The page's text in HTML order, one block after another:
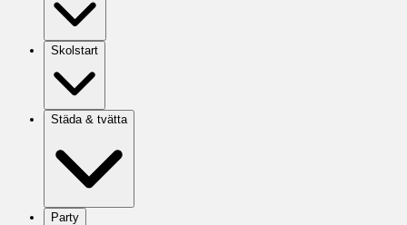
Skolstart
Städa & tvätta
Party